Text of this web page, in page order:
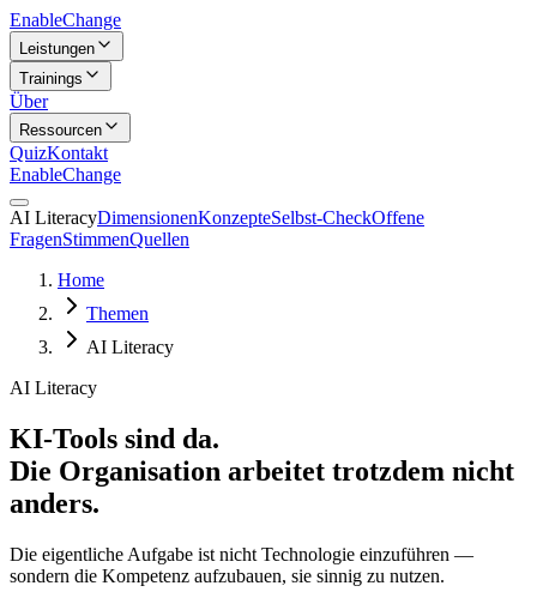
EnableChange
Leistungen
Trainings
Über
Ressourcen
QuizKontakt
EnableChange
AI LiteracyDimensionenKonzepteSelbst-CheckOffene
FragenStimmenQuellen
Home
Themen
AI Literacy
AI Literacy
KI-Tools sind da.
Die Organisation arbeitet trotzdem nicht
anders.
Die eigentliche Aufgabe ist nicht Technologie einzuführen —
sondern die Kompetenz aufzubauen, sie sinnig zu nutzen.